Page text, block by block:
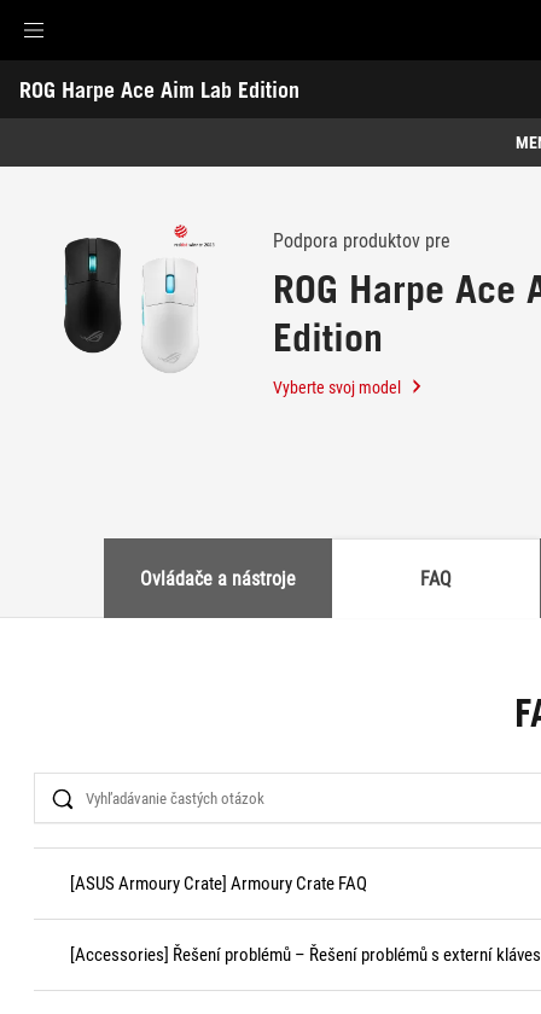
Accessibility links
Skip to content
Accessibility Help
Skip to Menu
ASUS Footer
ROG Harpe Ace Aim Lab Edition
-
Funkcie
Technická špecifikácia
Ocenenie
Galéria
Podpora produktov pre
ROG Harpe Ace
Edition
Vyberte svoj model
Ovládače a nástroje FAQ
Search
[ASUS Armoury Crate] Armoury Crate FAQ
[Accessories] Řešení problémů – Řešení problémů s externí